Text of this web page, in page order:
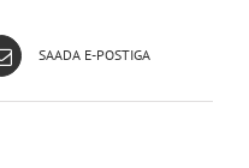
SAADA E-POSTIGA